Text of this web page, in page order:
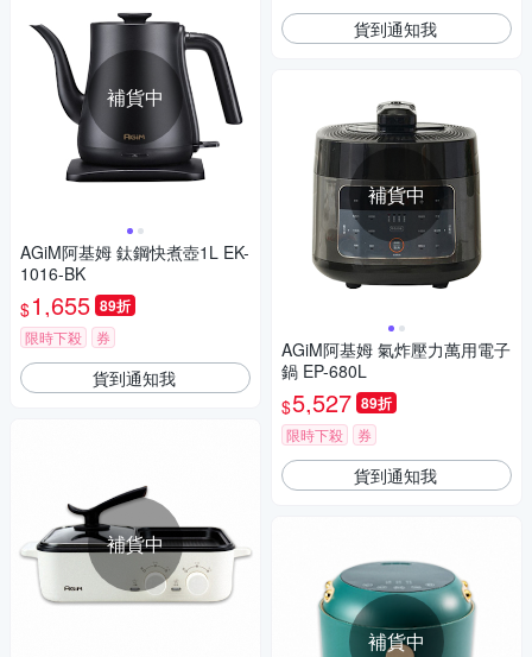
補貨中
AGiM阿基姆 鈦鋼快煮壺1L EK-
1016-BK
$1,655 89折
限時下殺 券
貨到通知我
補貨中
貨到通知我
補貨中
AGiM阿基姆 氣炸壓力萬用電子
鍋 EP-680L
$5,527 89折
限時下殺 券
貨到通知我
補貨中